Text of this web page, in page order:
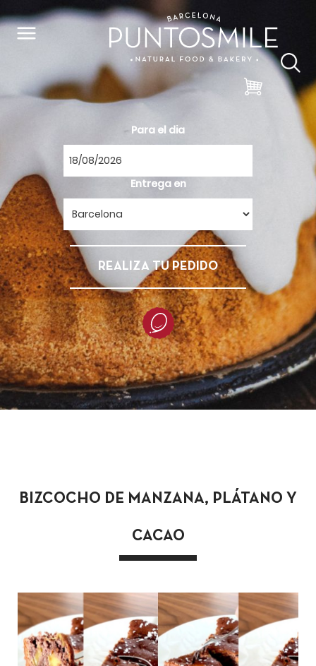
Para el dia
Entrega en
REALIZA TU PEDIDO
BIZCOCHO DE MANZANA, PLÁTANO Y
CACAO